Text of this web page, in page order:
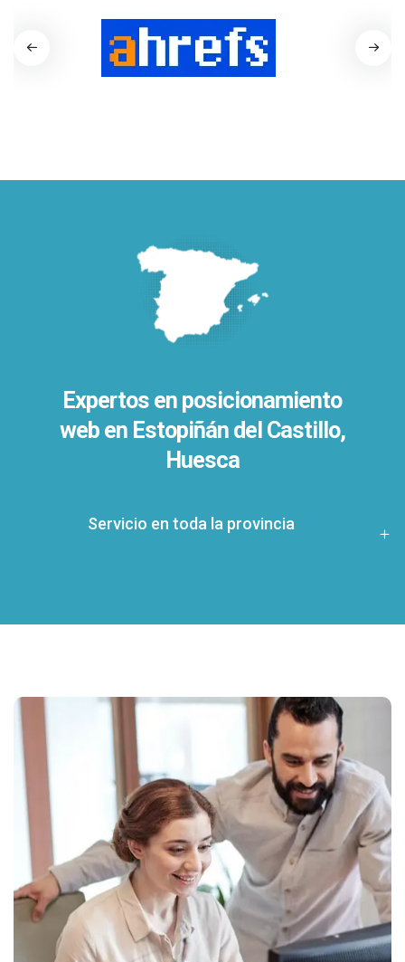
Expertos en posicionamiento
web en Estopiñán del Castillo,
Huesca
Servicio en toda la provincia